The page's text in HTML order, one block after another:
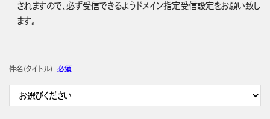
されますので、必ず受信できるようドメイン指定受信設定をお願い致し
ます。
件名(タイトル) 必須